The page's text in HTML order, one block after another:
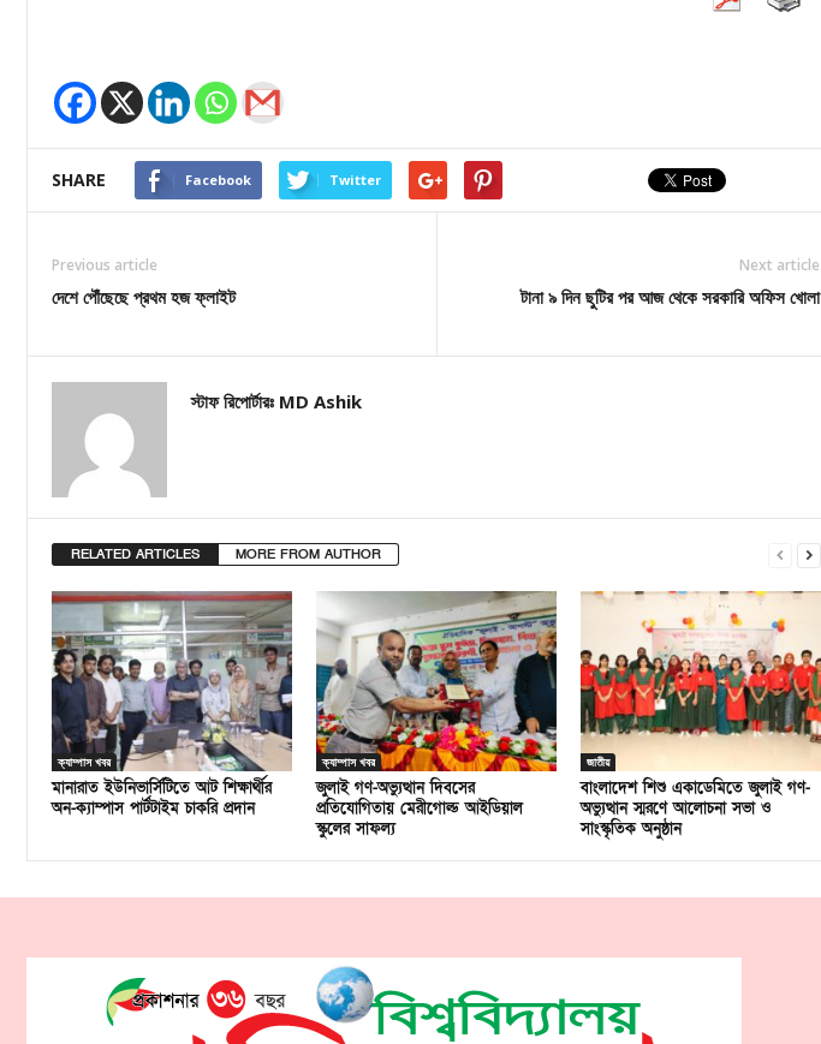
SHARE Facebook Twitter
Previous article
দেশে পৌঁছেছে প্রথম হজ ফ্লাইট
Next article
টানা ৯ দিন ছুটির পর আজ থেকে সরকারি অফিস খোলা
স্টাফ রিপোর্টারঃ MD Ashik
RELATED ARTICLES MORE FROM AUTHOR
ক্যাম্পাস খবর
মানারাত ইউনিভার্সিটিতে আট শিক্ষার্থীর
অন-ক্যাম্পাস পার্টটাইম চাকরি প্রদান
ক্যাম্পাস খবর
জুলাই গণ-অভ্যুত্থান দিবসের
প্রতিযোগিতায় মেরীগোল্ড আইডিয়াল
স্কুলের সাফল্য
জাতীয়
বাংলাদেশ শিশু একাডেমিতে জুলাই গণ-
অভ্যুত্থান স্মরণে আলোচনা সভা ও
সাংস্কৃতিক অনুষ্ঠান